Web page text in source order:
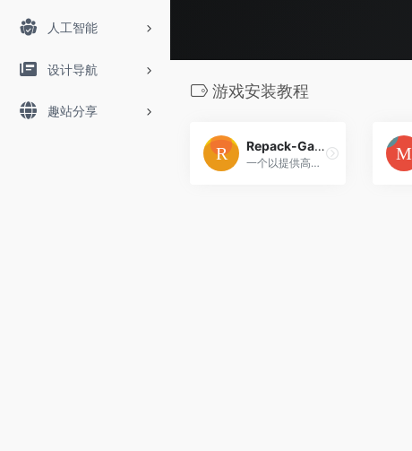
人工智能
设计导航
趣站分享
游戏安装教程
Repack-Games
一个以提供高压缩PC单机游戏资源为核心的网站。